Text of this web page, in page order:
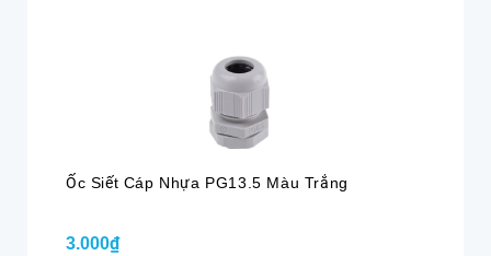
Ốc Siết Cáp Nhựa PG13.5 Màu Trắng
3.000₫